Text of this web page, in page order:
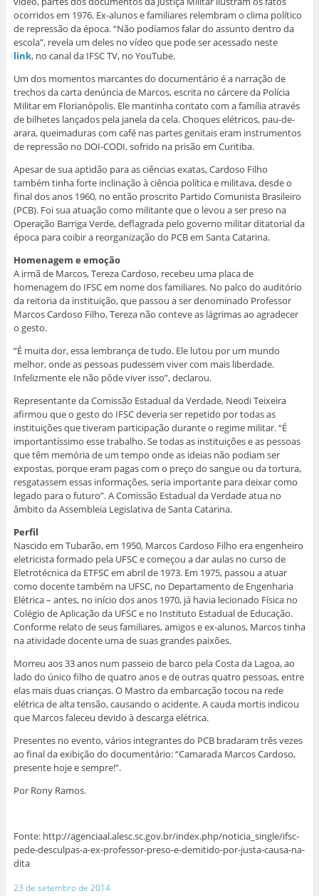
ocorridos em 1976. Ex-alunos e familiares relembram o clima político
de repressão da época. “Não podíamos falar do assunto dentro da
escola”, revela um deles no vídeo que pode ser acessado neste
link, no canal da IFSC TV, no YouTube.
Um dos momentos marcantes do documentário é a narração de
trechos da carta denúncia de Marcos, escrita no cárcere da Polícia
Militar em Florianópolis. Ele mantinha contato com a família através
de bilhetes lançados pela janela da cela. Choques elétricos, pau-de-
arara, queimaduras com café nas partes genitais eram instrumentos
de repressão no DOI-CODI, sofrido na prisão em Curitiba.
Apesar de sua aptidão para as ciências exatas, Cardoso Filho
também tinha forte inclinação à ciência política e militava, desde o
final dos anos 1960, no então proscrito Partido Comunista Brasileiro
(PCB). Foi sua atuação como militante que o levou a ser preso na
Operação Barriga Verde, deflagrada pelo governo militar ditatorial da
época para coibir a reorganização do PCB em Santa Catarina.
Homenagem e emoção
A irmã de Marcos, Tereza Cardoso, recebeu uma placa de
homenagem do IFSC em nome dos familiares. No palco do auditório
da reitoria da instituição, que passou a ser denominado Professor
Marcos Cardoso Filho, Tereza não conteve as lágrimas ao agradecer
o gesto.
“É muita dor, essa lembrança de tudo. Ele lutou por um mundo
melhor, onde as pessoas pudessem viver com mais liberdade.
Infelizmente ele não pôde viver isso”, declarou.
Representante da Comissão Estadual da Verdade, Neodi Teixeira
afirmou que o gesto do IFSC deveria ser repetido por todas as
instituições que tiveram participação durante o regime militar. “É
importantíssimo esse trabalho. Se todas as instituições e as pessoas
que têm memória de um tempo onde as ideias não podiam ser
expostas, porque eram pagas com o preço do sangue ou da tortura,
resgatassem essas informações, seria importante para deixar como
legado para o futuro”. A Comissão Estadual da Verdade atua no
âmbito da Assembleia Legislativa de Santa Catarina.
Perfil
Nascido em Tubarão, em 1950, Marcos Cardoso Filho era engenheiro
eletricista formado pela UFSC e começou a dar aulas no curso de
Eletrotécnica da ETFSC em abril de 1973. Em 1975, passou a atuar
como docente também na UFSC, no Departamento de Engenharia
Elétrica – antes, no início dos anos 1970, já havia lecionado Física no
Colégio de Aplicação da UFSC e no Instituto Estadual de Educação.
Conforme relato de seus familiares, amigos e ex-alunos, Marcos tinha
na atividade docente uma de suas grandes paixões.
Morreu aos 33 anos num passeio de barco pela Costa da Lagoa, ao
lado do único filho de quatro anos e de outras quatro pessoas, entre
elas mais duas crianças. O Mastro da embarcação tocou na rede
elétrica de alta tensão, causando o acidente. A cauda mortis indicou
que Marcos faleceu devido à descarga elétrica.
Presentes no evento, vários integrantes do PCB bradaram três vezes
ao final da exibição do documentário: “Camarada Marcos Cardoso,
presente hoje e sempre!”.
Por Rony Ramos.
Fonte: http://agenciaal.alesc.sc.gov.br/index.php/noticia_single/ifsc-
pede-desculpas-a-ex-professor-preso-e-demitido-por-justa-causa-na-
dita
23 de setembro de 2014